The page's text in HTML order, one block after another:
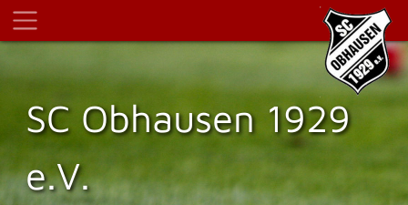
SC Obhausen 1929
e.V.